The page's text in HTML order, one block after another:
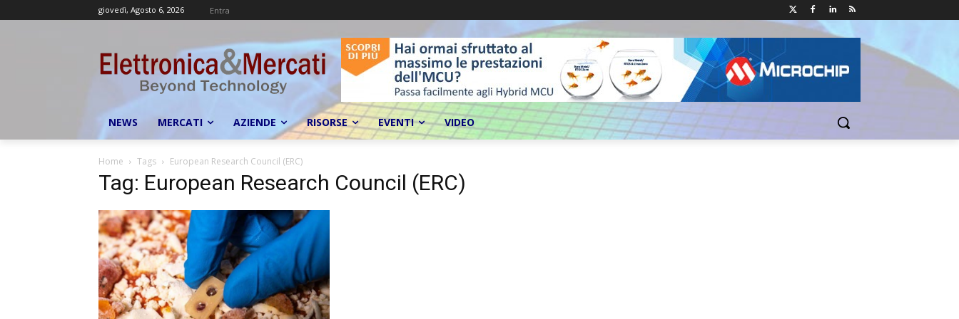
giovedì, Agosto 6, 2026 Entra
NEWS MERCATI AZIENDE RISORSE EVENTI VIDEO
Home Tags European Research Council (ERC)
Tag: European Research Council (ERC)